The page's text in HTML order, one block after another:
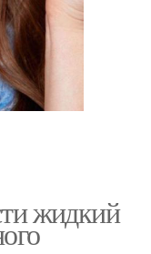
жидкий